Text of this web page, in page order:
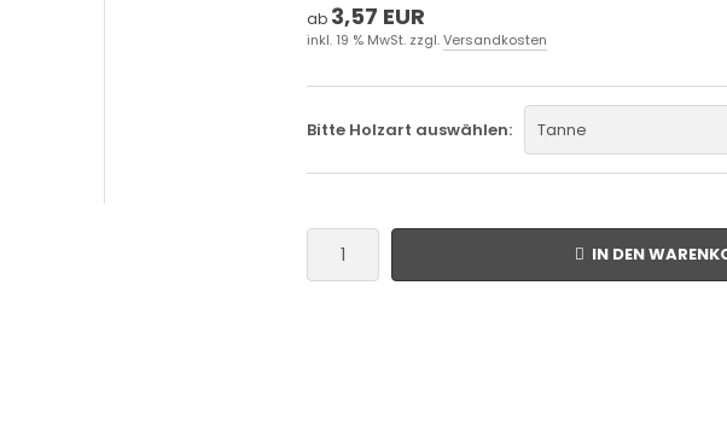
ab 3,57 EUR
inkl. 19 % MwSt. zzgl.Versandkosten
Bitte Holzart auswählen: Tanne
IN DEN